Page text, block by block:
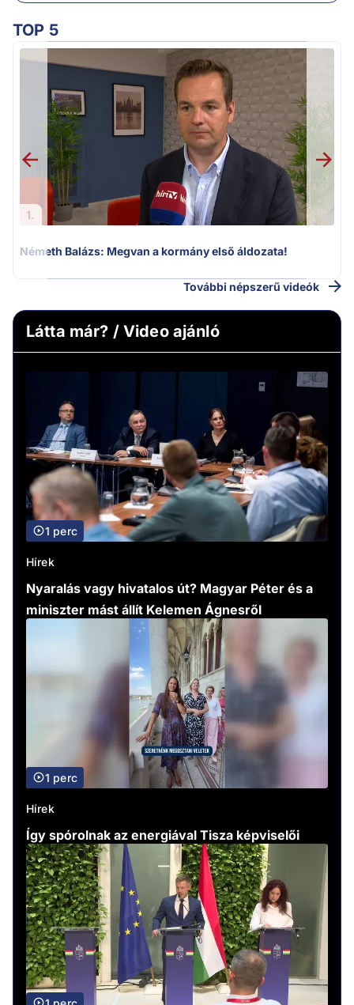
TOP 5
1.
Németh Balázs: Megvan a kormány első áldozata!
További népszerű videók
Látta már? / Video ajánló
1 perc
Hírek
Nyaralás vagy hivatalos út? Magyar Péter és a
miniszter mást állít Kelemen Ágnesről
1 perc
Hírek
Így spórolnak az energiával Tisza képviselői